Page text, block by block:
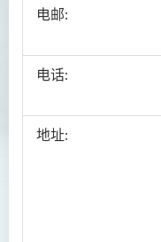
电邮:
电话:
地址: